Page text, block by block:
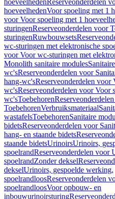
hoeveelhedenReserveonderdelen
hoeveelhedenVoor spoeling met 1
voor Voor spoeling met 1
sturingenReserveonderdelen voor
sturingenRuwbouwsets
wc-sturingen met elektronische
voor Voor wc-sturingen met
Monolith sanitaire modules
wc'sReserveonderdelen voor
hang-wc'sReserveonderdelen voor
wc'sReserveonderdelen voor Voor
wc'sToebehoren
ToebehorenVerbruiksmateriaal
wastafelsToebehorenSanitaire
bidetsReserveonderdelen voor
hang- en staande bidets
staande bidetsUrinoirsUrinoirs,
spoelrandReserveonderdelen voor
spoelrandZonder deksel
dekselUrinoirs, gespoelde werking,
spoelrandloosReserveonderdelen
spoelrandloosVoor opbouw- en
inbouwurinoirsturing